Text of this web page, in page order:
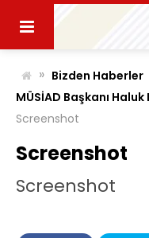
content
» Bizden Haberler
MÜSİAD Başkanı
Screenshot
Screenshot
Screenshot